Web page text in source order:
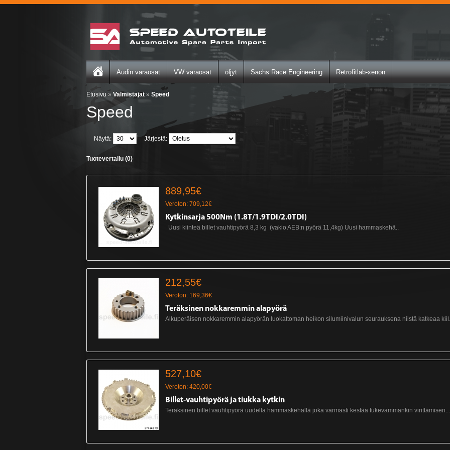
Audin varaosat VW varaosat öljyt Sachs Race Engineering Retrofitlab-xenon
Etusivu » Valmistajat » Speed
Speed
Näytä: Järjestä:
Tuotevertailu (0)
889,95€
Veroton: 709,12€
Kytkinsarja 500Nm (1.8T/1.9TDI/2.0TDI)
Uusi kiinteä billet vauhtipyörä 8,3 kg (vakio AEB:n pyörä 11,4kg) Uusi hammaskehä..
212,55€
Veroton: 169,36€
Teräksinen nokkaremmin alapyörä
Alkuperäisen nokkaremmin alapyörän luokattoman heikon silumiinivalun seurauksena niistä katkeaa
527,10€
Veroton: 420,00€
Billet-vauhtipyörä ja tiukka kytkin
Teräksinen billet vauhtipyörä uudella hammaskehällä joka varmasti kestää tukevammankin virittämisen...